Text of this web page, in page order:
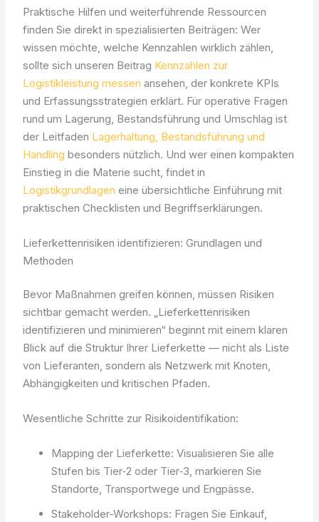
Praktische Hilfen und weiterführende Ressourcen
finden Sie direkt in spezialisierten Beiträgen: Wer
wissen möchte, welche Kennzahlen wirklich zählen,
sollte sich unseren Beitrag Kennzahlen zur
Logistikleistung messen ansehen, der konkrete KPIs
und Erfassungsstrategien erklärt. Für operative Fragen
rund um Lagerung, Bestandsführung und Umschlag ist
der Leitfaden Lagerhaltung, Bestandsführung und
Handling besonders nützlich. Und wer einen kompakten
Einstieg in die Materie sucht, findet in
Logistikgrundlagen eine übersichtliche Einführung mit
praktischen Checklisten und Begriffserklärungen.
Lieferkettenrisiken identifizieren: Grundlagen und
Methoden
Bevor Maßnahmen greifen können, müssen Risiken
sichtbar gemacht werden. „Lieferkettenrisiken
identifizieren und minimieren“ beginnt mit einem klaren
Blick auf die Struktur Ihrer Lieferkette — nicht als Liste
von Lieferanten, sondern als Netzwerk mit Knoten,
Abhängigkeiten und kritischen Pfaden.
Wesentliche Schritte zur Risikoidentifikation:
Mapping der Lieferkette: Visualisieren Sie alle
Stufen bis Tier‑2 oder Tier‑3, markieren Sie
Standorte, Transportwege und Engpässe.
Stakeholder-Workshops: Fragen Sie Einkauf,